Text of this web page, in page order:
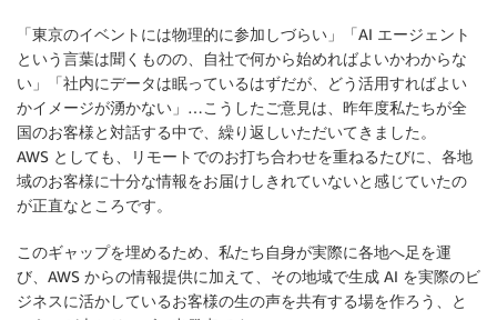
「東京のイベントには物理的に参加しづらい」「AI エージェント
という言葉は聞くものの、自社で何から始めればよいかわからな
い」「社内にデータは眠っているはずだが、どう活用すればよい
かイメージが湧かない」…こうしたご意見は、昨年度私たちが全
国のお客様と対話する中で、繰り返しいただいてきました。
AWS としても、リモートでのお打ち合わせを重ねるたびに、各地
域のお客様に十分な情報をお届けしきれていないと感じていたの
が正直なところです。
このギャップを埋めるため、私たち自身が実際に各地へ足を運
び、AWS からの情報提供に加えて、その地域で生成 AI を実際のビ
ジネスに活かしているお客様の生の声を共有する場を作ろう、と